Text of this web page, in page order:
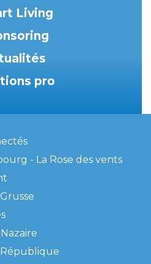
Living
pro
- La Rose des vents